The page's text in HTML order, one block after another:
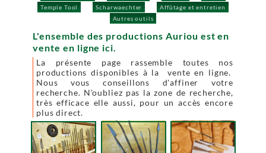
Temple Tool
Scharwaechter
Affûtage et entretien
Autres outils
L'ensemble des productions Auriou est en
vente en ligne ici.
La présente page rassemble toutes nos
productions disponibles à la vente en ligne.
Nous vous conseillons d'affiner votre
recherche. N'oubliez pas la zone de recherche,
très efficace elle aussi, pour un accès encore
plus direct.